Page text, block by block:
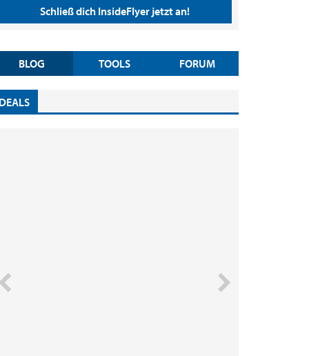
Schließ dich InsideFlyer jetzt an!
BLOG TOOLS FORUM
DEALS